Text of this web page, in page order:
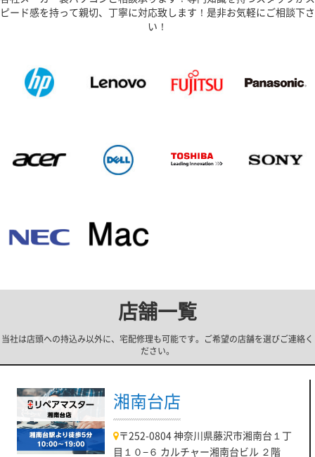
ピード感を持って親切、丁寧に対応致します！是非お気軽にご相談下さ
い！
店舗一覧
当社は店頭への持込み以外に、宅配修理も可能です。ご希望の店舗を選びご連絡く
ださい。
湘南台店
〒252-0804 神奈川県藤沢市湘南台１丁
目１０−６ カルチャー湘南台ビル ２階